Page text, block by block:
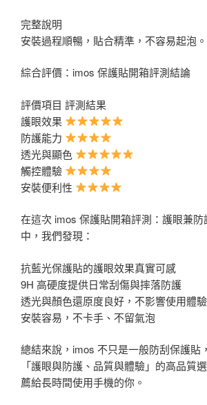
完整說明
安裝過程順暢，貼合精準，不容易起泡。
綜合評價：imos 保護貼開箱評測結論
評價項目 評測結果
護眼效果
防護能力
透光與顯色
觸控體驗
安裝便利性
在這次 imos 保護貼開箱評測：護眼兼防
中，我們發現：
抗藍光保護貼的護眼效果真實可感
9H 高硬度提供日常刮傷與摔落防護
透光與顏色還原度良好，不影響使用體驗
安裝容易，不卡手、不留氣泡
總結來說，imos 不只是一般防刮保護貼
「護眼與防護、品質與體驗」的高品質
薦給長時間使用手機的你。